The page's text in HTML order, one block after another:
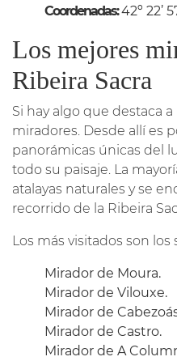
Coordenadas:42º 22’
Los mejores
Ribeira Sacra
Si hay algo que destaca
miradores. Desde allí es
panorámicas únicas del
todo su paisaje. La
atalayas naturales y se
recorrido de la Ribeira
Los más visitados son los
Mirador de Moura.
Mirador de Vilouxe.
Mirador de
Mirador de Castro.
Mirador de A